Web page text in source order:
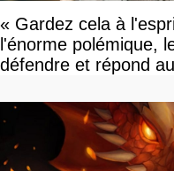
« Gardez cela à
l'énorme polémique,
défendre et répond